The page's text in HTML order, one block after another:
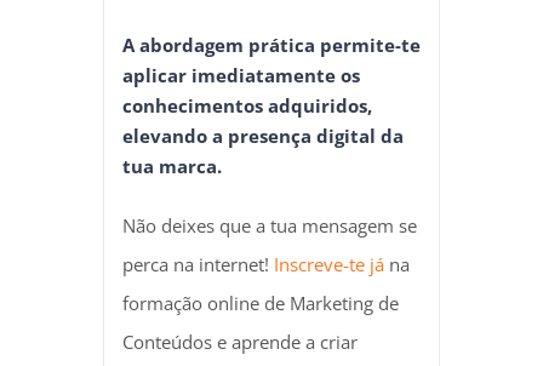
A abordagem prática permite-te
aplicar imediatamente os
conhecimentos adquiridos,
elevando a presença digital da
tua marca.
Não deixes que a tua mensagem se
perca na internet! Inscreve-te jána
formação online de Marketing de
Conteúdos e aprende a criar